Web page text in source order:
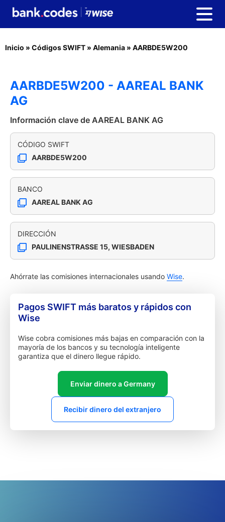
Inicio » Códigos SWIFT » Alemania » AARBDE5W200
AARBDE5W200 - AAREAL BANK
AG
Información clave de AAREAL BANK AG
CÓDIGO SWIFT
AARBDE5W200
BANCO
AAREAL BANK AG
DIRECCIÓN
PAULINENSTRASSE 15, WIESBADEN
Ahórrate las comisiones internacionales usando Wise.
Pagos SWIFT más baratos y rápidos con
Wise
Wise cobra comisiones más bajas en comparación con la
mayoría de los bancos y su tecnología inteligente
garantiza que el dinero llegue rápido.
Enviar dinero a Germany
Recibir dinero del extranjero